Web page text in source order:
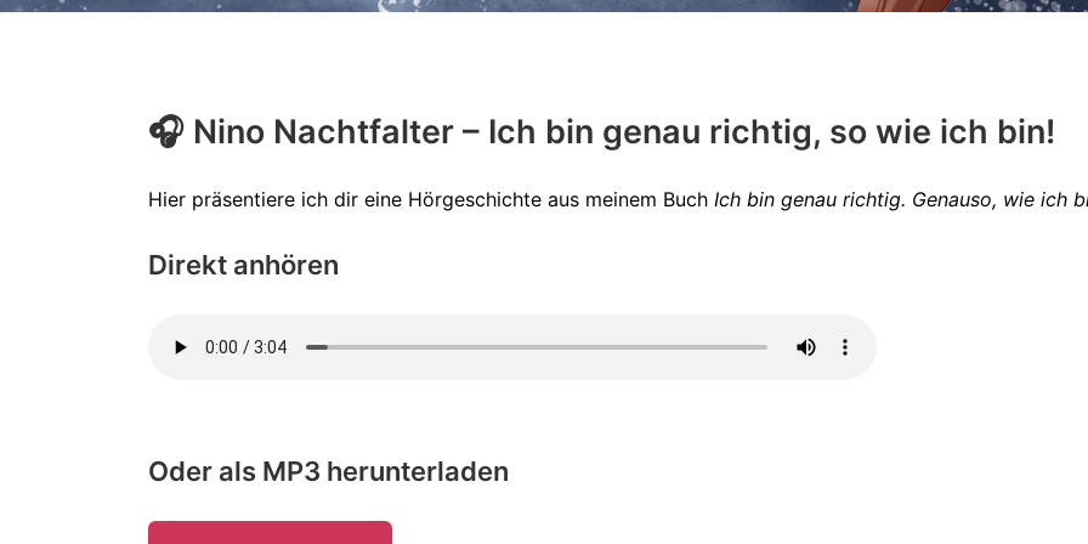
🎧 Nino Nachtfalter – Ich bin genau richtig, so wie ich bin!
Hier präsentiere ich dir eine Hörgeschichte aus meinem Buch Ich bin genau richtig. Genauso, wie ich
Direkt anhören
Oder als MP3 herunterladen